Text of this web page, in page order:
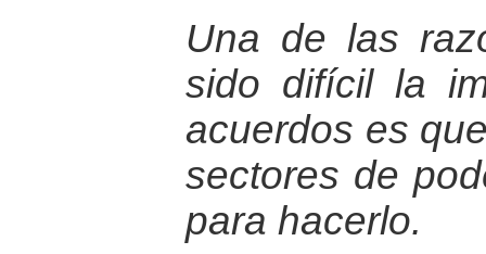
Una de las
sido difícil la
acuerdos es
sectores de
para hacerlo.